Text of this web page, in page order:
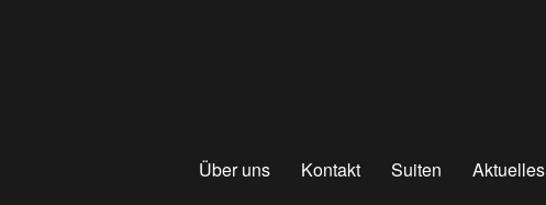
Über uns Kontakt Suiten Aktuelles